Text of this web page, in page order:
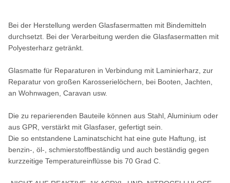
Bei der Herstellung werden Glasfasermatten mit Bindemitteln
durchsetzt. Bei der Verarbeitung werden die Glasfasermatten mit
Polyesterharz getränkt.
Glasmatte für Reparaturen in Verbindung mit Laminierharz, zur
Reparatur von großen Karosserielöchern, bei Booten, Jachten,
an Wohnwagen, Caravan usw.
Die zu reparierenden Bauteile können aus Stahl, Aluminium oder
aus GPR, verstärkt mit Glasfaser, gefertigt sein.
Die so entstandene Laminatschicht hat eine gute Haftung, ist
benzin-, öl-, schmierstoffbeständig und auch beständig gegen
kurzzeitige Temperatureinflüsse bis 70 Grad C.